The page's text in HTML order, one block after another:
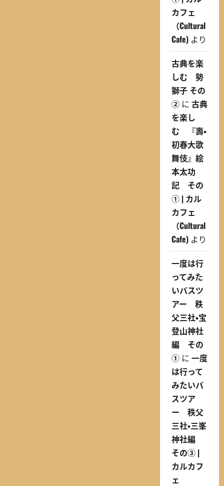
カフェ
（Cultural
Cafe)より
古典を楽
しむ 勢
獅子 その
②に 古典
を楽し
む 『壽・
初春大歌
舞伎』絵
本太功
記 その
① | カル
カフェ
（Cultural
Cafe)より
一度は行
ってみた
いバスツ
アー 秩
父三社・宝
登山神社
編 その
①に 一度
は行って
みたいバ
スツア
ー 秩父
三社・三峯
神社編
その③ |
カルカフ
ェ